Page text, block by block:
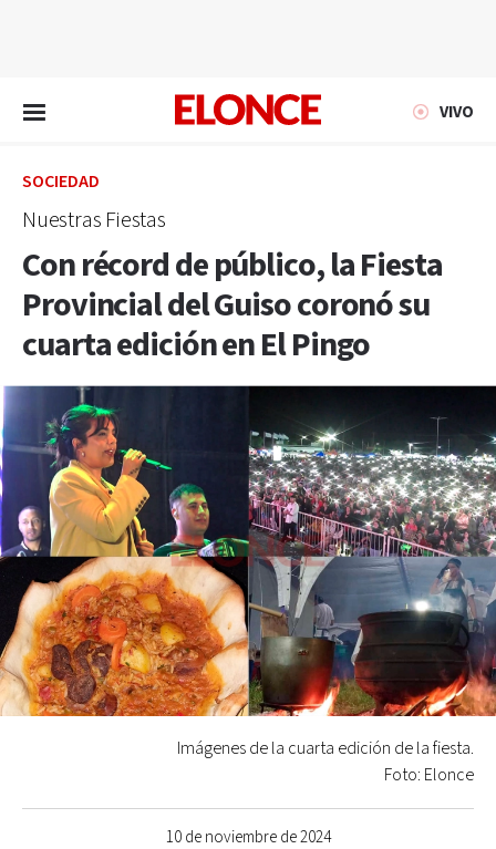
VIVO
SOCIEDAD
Nuestras Fiestas
Con récord de público, la Fiesta
Provincial del Guiso coronó su
cuarta edición en El Pingo
10 de noviembre de 2024
Imágenes de la cuarta edición de la fiesta.
Foto: Elonce